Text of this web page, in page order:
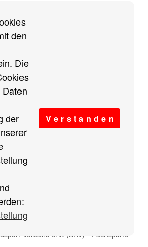
den
Die
der
V e r s t a n d e n
2026
Breitensport.de
Sitemap
Verband e.V. (BRV) - Fachsparte